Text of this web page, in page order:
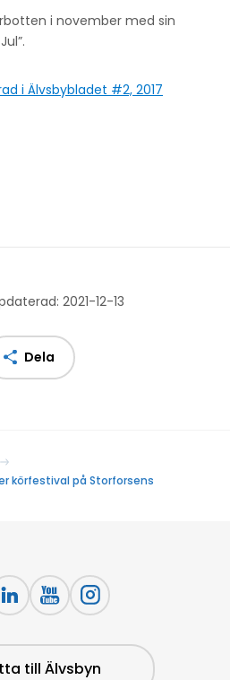
i november med sin
i Älvsbybladet #2, 2017
2021-12-13
Dela
körfestival på Storforsens
till Älvsbyn